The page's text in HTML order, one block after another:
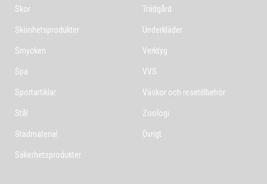
Skor
Skönhetsprodukter
Smycken
Spa
Sportartiklar
Stål
Städmaterial
Säkerhetsprodukter
Trädgård
Underkläder
Verktyg
VVS
Väskor och resetillbehör
Zoologi
Övrigt